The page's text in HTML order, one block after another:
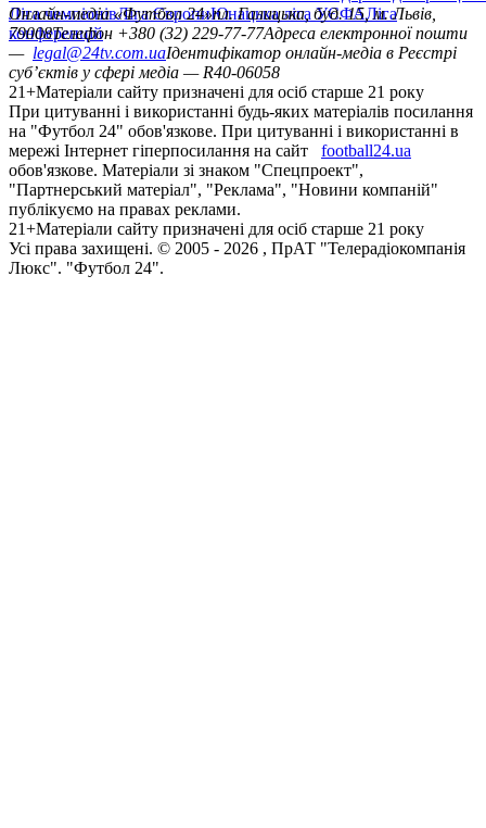
Ліга чемпіонівЛіга ЄвропиЮнацька ліга УЄФАЛіга
конференцій
Онлайн-медіа «Футбол 24»пл. Галицька, буд. 15, м. Львів,
79008Телефон +380 (32) 229-77-77Адреса електронної пошти
— legal@24tv.com.uaІдентифікатор онлайн-медіа в Реєстрі
суб’єктів у сфері медіа — R40-06058
21+Матеріали сайту призначені для осіб старше 21 року
При цитуванні і використанні будь-яких матеріалів посилання
на "Футбол 24" обов'язкове. При цитуванні і використанні в
мережі Інтернет гіперпосилання на сайт
football24.ua
обов'язкове. Матеріали зі знаком "Спецпроект",
"Партнерський матеріал", "Реклама", "Новини компаній"
публікуємо на правах реклами.
21+Матеріали сайту призначені для осіб старше 21 року
Усi права захищенi. © 2005 - 2026 , ПрАТ "Телерадіокомпанія
Люкс". "Футбол 24".